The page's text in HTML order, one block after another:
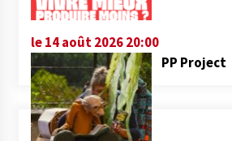
le 14 août 2026 20:00
PP Project